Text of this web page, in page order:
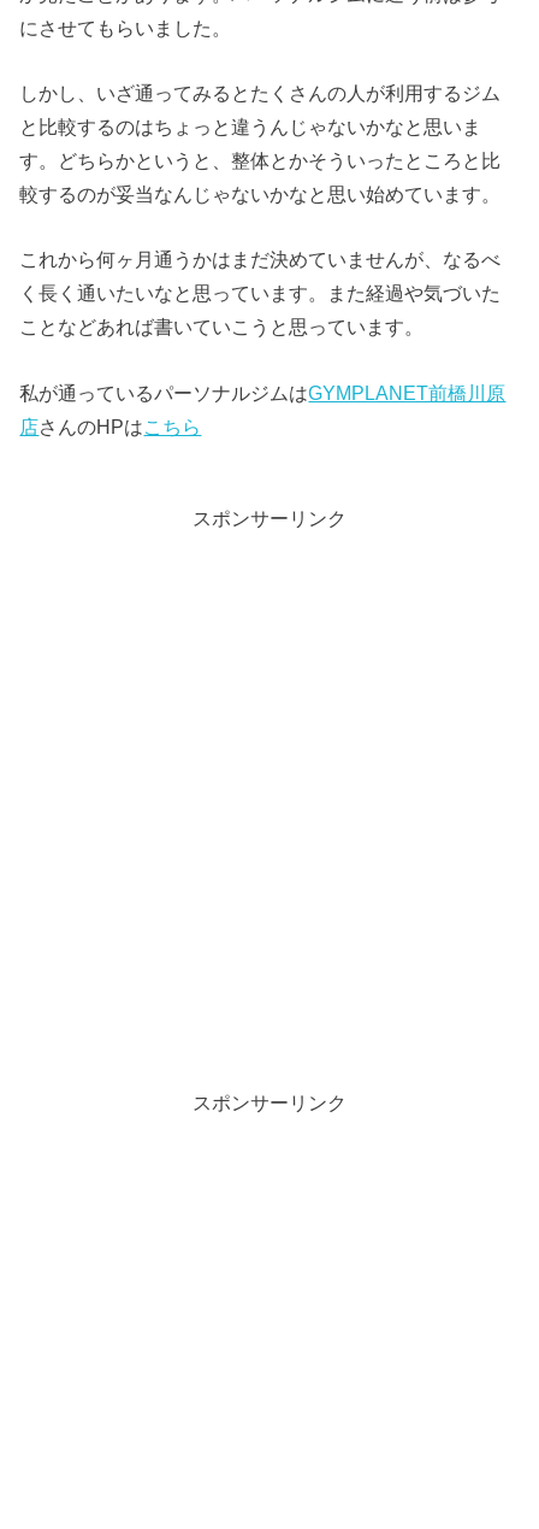
にさせてもらいました。
しかし、いざ通ってみるとたくさんの人が利用するジム
と比較するのはちょっと違うんじゃないかなと思いま
す。どちらかというと、整体とかそういったところと比
較するのが妥当なんじゃないかなと思い始めています。
これから何ヶ月通うかはまだ決めていませんが、なるべ
く長く通いたいなと思っています。また経過や気づいた
ことなどあれば書いていこうと思っています。
私が通っているパーソナルジムはGYMPLANET前橋川原
店さんのHPはこちら
スポンサーリンク
スポンサーリンク